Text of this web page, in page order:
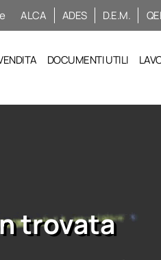
ALCA ADES D.E.M.
DOCUMENTI UTILI
trovata